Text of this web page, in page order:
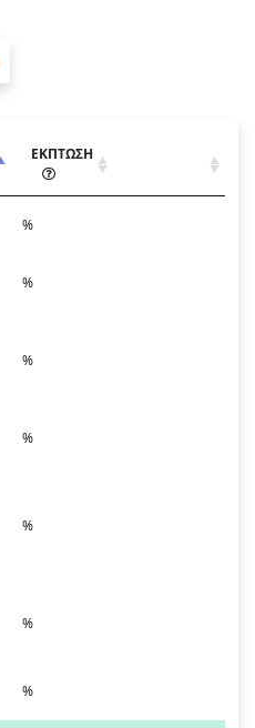
ΕΚΠΤΩΣΗ
%
%
%
%
%
%
%